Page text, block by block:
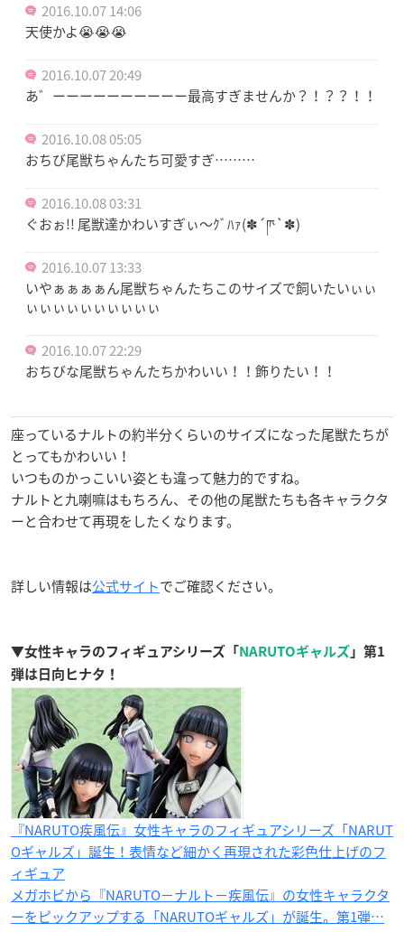
2016.10.07 14:06
天使かよ😭😭😭
2016.10.07 20:49
あ゛ーーーーーーーーーー最高すぎませんか？！？？！！
2016.10.08 05:05
おちび尾獣ちゃんたち可愛すぎ………
2016.10.08 03:31
ぐおぉ!! 尾獣達かわいすぎぃ〜ｸﾞﾊｧ(✽´ཫ`✽)
2016.10.07 13:33
いやぁぁぁぁん尾獣ちゃんたちこのサイズで飼いたいぃぃ
ぃぃぃぃぃぃぃぃぃぃ
2016.10.07 22:29
おちびな尾獣ちゃんたちかわいい！！飾りたい！！
座っているナルトの約半分くらいのサイズになった尾獣たちが
とってもかわいい！
いつものかっこいい姿とも違って魅力的ですね。
ナルトと九喇嘛はもちろん、その他の尾獣たちも各キャラクタ
ーと合わせて再現をしたくなります。
詳しい情報は公式サイトでご確認ください。
▼女性キャラのフィギュアシリーズ「 NARUTOギャルズ 」第1
弾は日向ヒナタ！
『NARUTO疾風伝』女性キャラのフィギュアシリーズ「NARUT
Oギャルズ」誕生！表情など細かく再現された彩色仕上げのフ
ィギュア
メガホビから『NARUTO−ナルト−疾風伝』の女性キャラクタ
ーをピックアップする「NARUTOギャルズ」が誕生。第1弾…